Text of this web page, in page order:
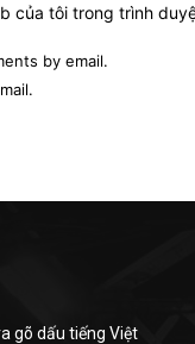
của tôi trong trình
by email.
gõ dấu tiếng Việt